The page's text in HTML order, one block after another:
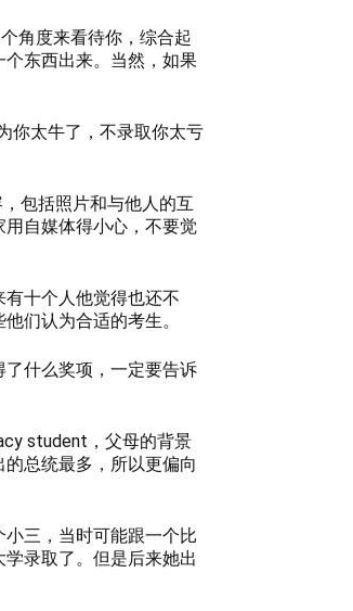
角度来看待你，综合起
东西出来。当然，如果
你太牛了，不录取你太亏
包括照片和与他人的互
自媒体得小心，不要觉
十个人他觉得也还不
们认为合适的考生。
什么奖项，一定要告诉
student，父母的背景
总统最多，所以更偏向
三，当时可能跟一个比
录取了。但是后来她出